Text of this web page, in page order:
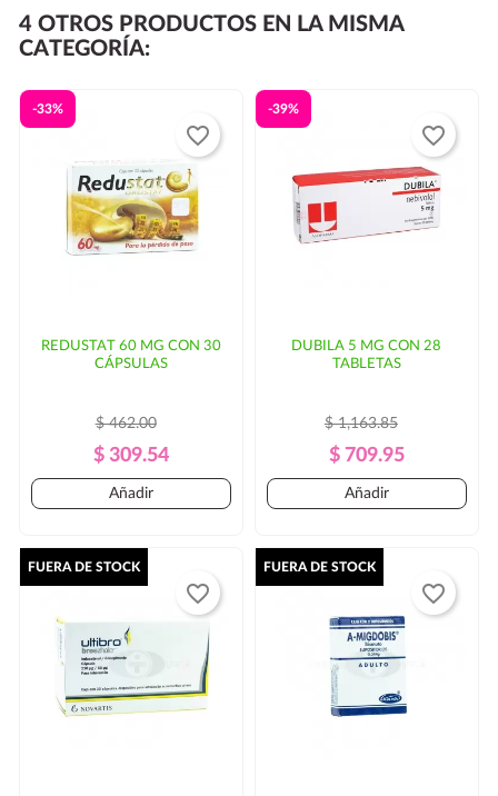
entregarse al día siguiente.
puede haber un
incremento en el costo del envío y/o mayor tiempo de
entrega. En ese caso, se solicitaría autorización por
parte del cliente.
4 OTROS PRODUCTOS EN LA MISMA
CATEGORÍA:
REDUSTAT 60 MG CON 30
CÁPSULAS
Precio
Regular
$ 462.00
Precio
$ 309.54
-33%
Añadir
favorite_border
DUBILA 5 MG CON 28
TABLETAS
Precio
Regular
$ 1,163.85
Precio
$ 709.95
-39%
Añadir
favorite_border
FUERA DE STOCK
favorite_border
FUERA DE STOCK
favorite_border